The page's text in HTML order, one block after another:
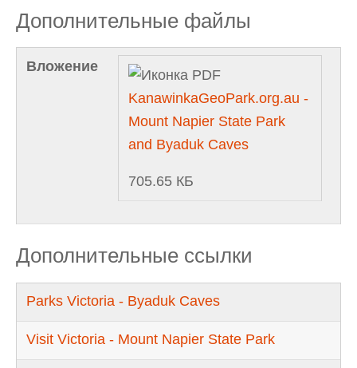
Дополнительные файлы
Вложение
KanawinkaGeoPark.org.au -
Mount Napier State Park
and Byaduk Caves
705.65 КБ
Дополнительные ссылки
Parks Victoria - Byaduk Caves
Visit Victoria - Mount Napier State Park